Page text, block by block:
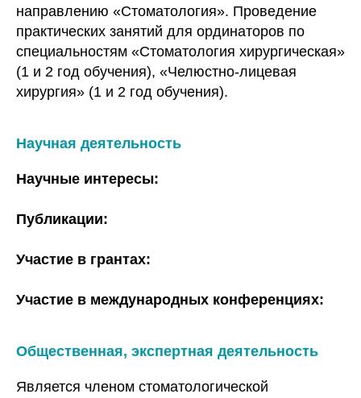
направлению «Стоматология». Проведение
практических занятий для ординаторов по
специальностям «Стоматология хирургическая»
(1 и 2 год обучения), «Челюстно-лицевая
хирургия» (1 и 2 год обучения).
Научная деятельность
Научные интересы:
Публикации:
Участие в грантах:
Участие в международных конференциях:
Общественная, экспертная деятельность
Является членом стоматологической